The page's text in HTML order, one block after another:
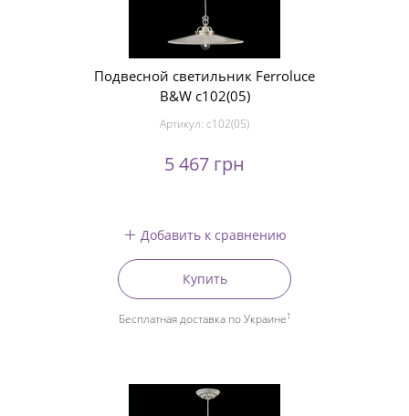
Подвесной светильник Ferroluce
B&W c102(05)
Артикул: c102(05)
5 467 грн
Добавить к сравнению
Купить
Бесплатная доставка по Украине1